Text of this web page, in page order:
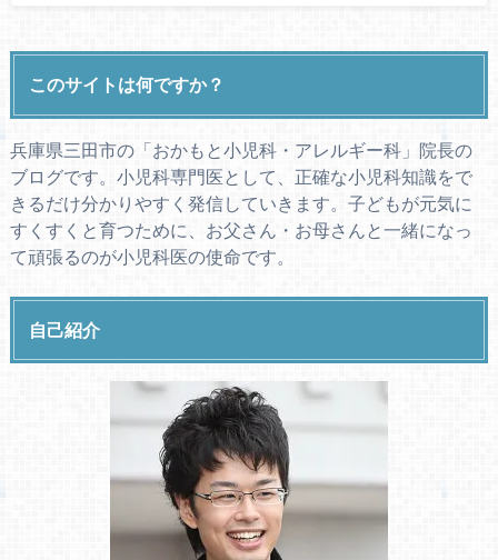
このサイトは何ですか？
兵庫県三田市の「おかもと小児科・アレルギー科」院長の
ブログです。小児科専門医として、正確な小児科知識をで
きるだけ分かりやすく発信していきます。子どもが元気に
すくすくと育つために、お父さん・お母さんと一緒になっ
て頑張るのが小児科医の使命です。
自己紹介